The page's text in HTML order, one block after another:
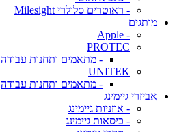
- ראוטרים סלולרי Milesight
מותגים
- Apple
PROTEC
- מתאמים ותחנות עבודה
UNITEK
- מתאמים ותחנות עבודה
אביזרי גיימינג
- אוזניות גיימינג
- כיסאות גיימינג